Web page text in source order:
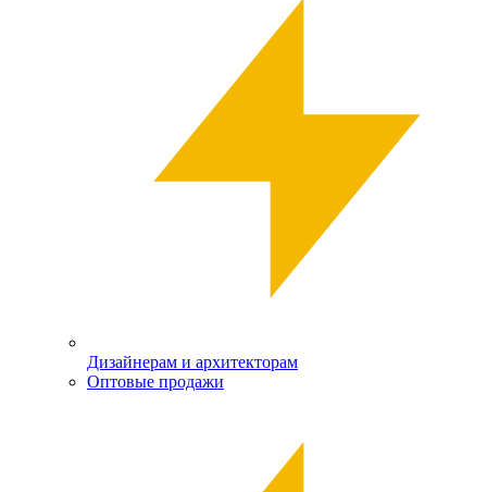
Дизайнерам и архитекторам
Оптовые продажи